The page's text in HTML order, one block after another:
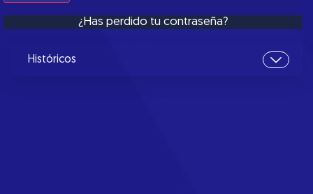
¿Has perdido tu contraseña?
Históricos